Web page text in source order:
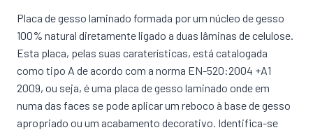
Placa de gesso laminado formada por um núcleo de gesso
100% natural diretamente ligado a duas lâminas de celulose.
Esta placa, pelas suas caraterísticas, está catalogada
como tipo A de acordo com a norma EN-520:2004 +A1
2009, ou seja, é uma placa de gesso laminado onde em
numa das faces se pode aplicar um reboco à base de gesso
apropriado ou um acabamento decorativo. Identifica-se